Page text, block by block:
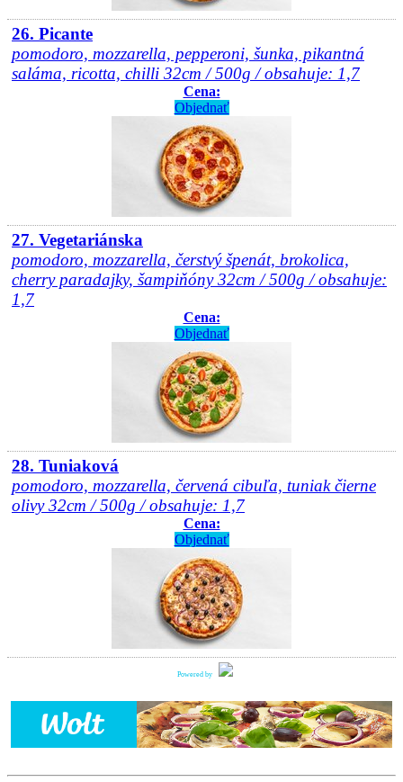
26. Picante
pomodoro, mozzarella, pepperoni, šunka, pikantná
saláma, ricotta, chilli 32cm / 500g / obsahuje: 1,7
Cena:
Objednať
27. Vegetariánska
pomodoro, mozzarella, čerstvý špenát, brokolica,
cherry paradajky, šampiňóny 32cm / 500g / obsahuje:
1,7
Cena:
Objednať
28. Tuniaková
pomodoro, mozzarella, červená cibuľa, tuniak čierne
olivy 32cm / 500g / obsahuje: 1,7
Cena:
Objednať
Powered by